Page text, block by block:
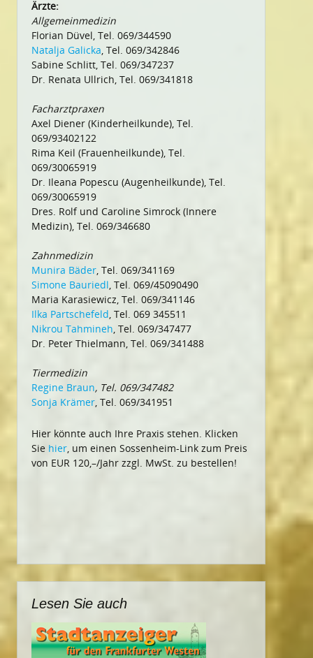
Ärzte:
Allgemeinmedizin
Florian Düvel, Tel. 069/344590
Natalja Galicka , Tel. 069/342846
Sabine Schlitt, Tel. 069/347237
Dr. Renata Ullrich, Tel. 069/341818
Facharztpraxen
Axel Diener (Kinderheilkunde), Tel.
069/93402122
Rima Keil (Frauenheilkunde), Tel.
069/30065919
Dr. Ileana Popescu (Augenheilkunde), Tel.
069/30065919
Dres. Rolf und Caroline Simrock (Innere
Medizin), Tel. 069/346680
Zahnmedizin
Munira Bäder , Tel. 069/341169
Simone Bauriedl , Tel. 069/45090490
Maria Karasiewicz, Tel. 069/341146
Ilka Partschefeld , Tel. 069 345511
Nikrou Tahmineh , Tel. 069/347477
Dr. Peter Thielmann, Tel. 069/341488
Tiermedizin
Regine Braun, Tel. 069/347482
Sonja Krämer , Tel. 069/341951
Hier könnte auch Ihre Praxis stehen. Klicken
Sie hier , um einen Sossenheim-Link zum Preis
von EUR 120,–/Jahr zzgl. MwSt. zu bestellen!
Lesen Sie auch